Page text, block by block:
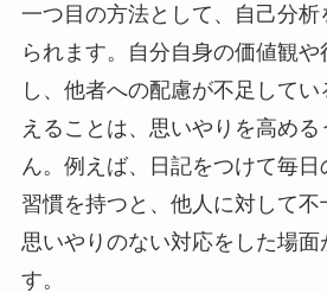
一つ目の方法として、自己分
られます。自分自身の価値観
し、他者への配慮が不足して
えることは、思いやりを高め
ん。例えば、日記をつけて毎
習慣を持つと、他人に対して
思いやりのない対応をした場面
す。